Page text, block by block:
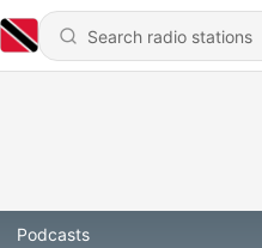
Podcasts